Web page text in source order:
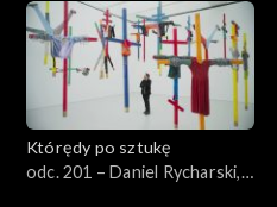
chorobą”
Którędy po sztukę
odc. 201 – Daniel Rycharski,